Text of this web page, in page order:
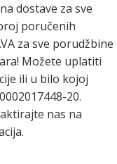
dostave za sve
poručenih
za sve porudžbine
Možete uplatiti
ili u bilo kojoj
20.
nas na